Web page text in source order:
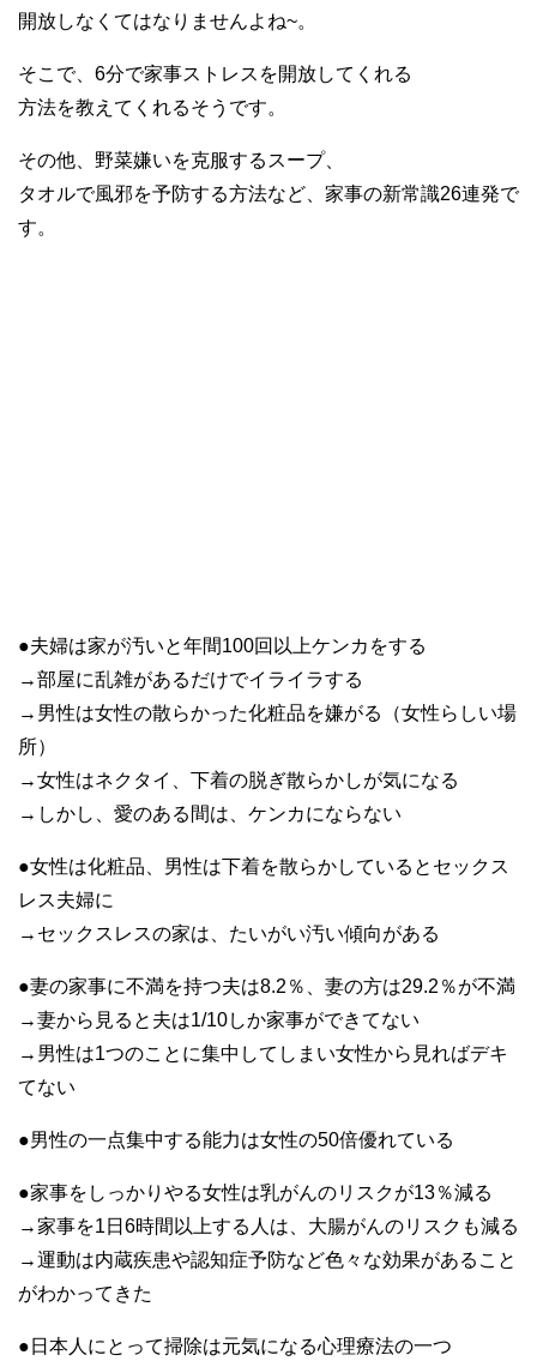
開放しなくてはなりませんよね~。
そこで、6分で家事ストレスを開放してくれる
方法を教えてくれるそうです。
その他、野菜嫌いを克服するスープ、
タオルで風邪を予防する方法など、家事の新常識26連発で
す。
●夫婦は家が汚いと年間100回以上ケンカをする
→部屋に乱雑があるだけでイライラする
→男性は女性の散らかった化粧品を嫌がる（女性らしい場
所）
→女性はネクタイ、下着の脱ぎ散らかしが気になる
→しかし、愛のある間は、ケンカにならない
●女性は化粧品、男性は下着を散らかしているとセックス
レス夫婦に
→セックスレスの家は、たいがい汚い傾向がある
●妻の家事に不満を持つ夫は8.2％、妻の方は29.2％が不満
→妻から見ると夫は1/10しか家事ができてない
→男性は1つのことに集中してしまい女性から見ればデキ
てない
●男性の一点集中する能力は女性の50倍優れている
●家事をしっかりやる女性は乳がんのリスクが13％減る
→家事を1日6時間以上する人は、大腸がんのリスクも減る
→運動は内蔵疾患や認知症予防など色々な効果があること
がわかってきた
●日本人にとって掃除は元気になる心理療法の一つ